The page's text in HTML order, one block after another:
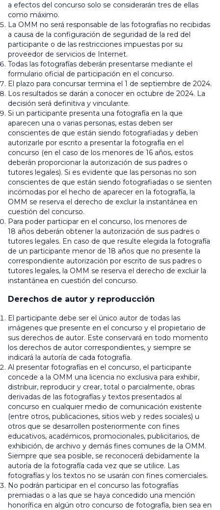
a efectos del concurso solo se considerarán tres de ellas
como máximo.
La OMM no será responsable de las fotografías no recibidas
a causa de la configuración de seguridad de la red del
participante o de las restricciones impuestas por su
proveedor de servicios de Internet.
Todas las fotografías deberán presentarse mediante el
formulario oficial de participación en el concurso.
El plazo para concursar termina el 1 de septiembre de 2024.
Los resultados se darán a conocer en octubre de 2024. La
decisión será definitiva y vinculante.
Si un participante presenta una fotografía en la que
aparecen una o varias personas, estas deben ser
conscientes de que están siendo fotografiadas y deben
autorizarle por escrito a presentar la fotografía en el
concurso (en el caso de los menores de 16 años, estos
deberán proporcionar la autorización de sus padres o
tutores legales). Si es evidente que las personas no son
conscientes de que están siendo fotografiadas o se sienten
incómodas por el hecho de aparecer en la fotografía, la
OMM se reserva el derecho de excluir la instantánea en
cuestión del concurso.
Para poder participar en el concurso, los menores de
18 años deberán obtener la autorización de sus padres o
tutores legales. En caso de que resulte elegida la fotografía
de un participante menor de 18 años que no presente la
correspondiente autorización por escrito de sus padres o
tutores legales, la OMM se reserva el derecho de excluir la
instantánea en cuestión del concurso.
Derechos de autor y reproducción
El participante debe ser el único autor de todas las
imágenes que presente en el concurso y el propietario de
sus derechos de autor. Este conservará en todo momento
los derechos de autor correspondientes, y siempre se
indicará la autoría de cada fotografía.
Al presentar fotografías en el concurso, el participante
concede a la OMM una licencia no exclusiva para exhibir,
distribuir, reproducir y crear, total o parcialmente, obras
derivadas de las fotografías y textos presentados al
concurso en cualquier medio de comunicación existente
(entre otros, publicaciones, sitios web y redes sociales) u
otros que se desarrollen posteriormente con fines
educativos, académicos, promocionales, publicitarios, de
exhibición, de archivo y demás fines comunes de la OMM.
Siempre que sea posible, se reconocerá debidamente la
autoría de la fotografía cada vez que se utilice. Las
fotografías y los textos no se usarán con fines comerciales.
No podrán participar en el concurso las fotografías
premiadas o a las que se haya concedido una mención
honorífica en algún otro concurso de fotografía, bien sea en